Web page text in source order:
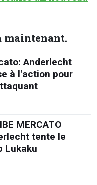
maintenant.
Anderlecht
à l'action pour
MERCATO
tente le
Lukaku